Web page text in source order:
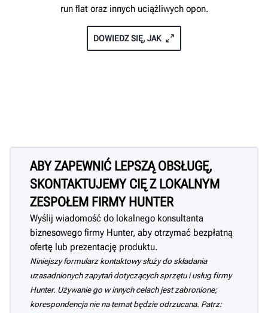
run flat oraz innych uciążliwych opon.
DOWIEDZ SIĘ, JAK
ABY ZAPEWNIĆ LEPSZĄ OBSŁUGĘ,
SKONTAKTUJEMY CIĘ Z LOKALNYM
ZESPOŁEM FIRMY HUNTER
Wyślij wiadomość do lokalnego konsultanta
biznesowego firmy Hunter, aby otrzymać bezpłatną
ofertę lub prezentację produktu.
Niniejszy formularz kontaktowy służy do składania
uzasadnionych zapytań dotyczących sprzętu i usług firmy
Hunter. Używanie go w innych celach jest zabronione;
korespondencja nie na temat będzie odrzucana. Patrz: